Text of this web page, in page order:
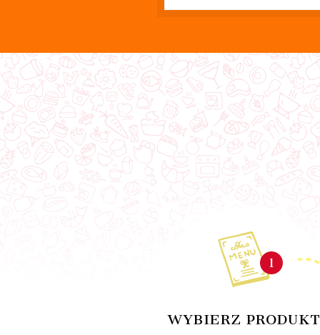
1
WYBIERZ PRODUKT